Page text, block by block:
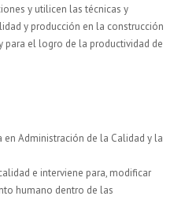
y utilicen las técnicas y
y producción en la construcción
para el logro de la productividad de
Administración de la Calidad y la
e interviene para, modificar
humano dentro de las